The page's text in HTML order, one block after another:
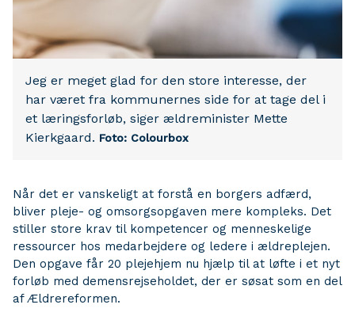
Jeg er meget glad for den store interesse, der
har været fra kommunernes side for at tage del i
et læringsforløb, siger ældreminister Mette
Kierkgaard. Foto: Colourbox
Når det er vanskeligt at forstå en borgers adfærd,
bliver pleje- og omsorgsopgaven mere kompleks. Det
stiller store krav til kompetencer og menneskelige
ressourcer hos medarbejdere og ledere i ældreplejen.
Den opgave får 20 plejehjem nu hjælp til at løfte i et nyt
forløb med demensrejseholdet, der er søsat som en del
af Ældrereformen.